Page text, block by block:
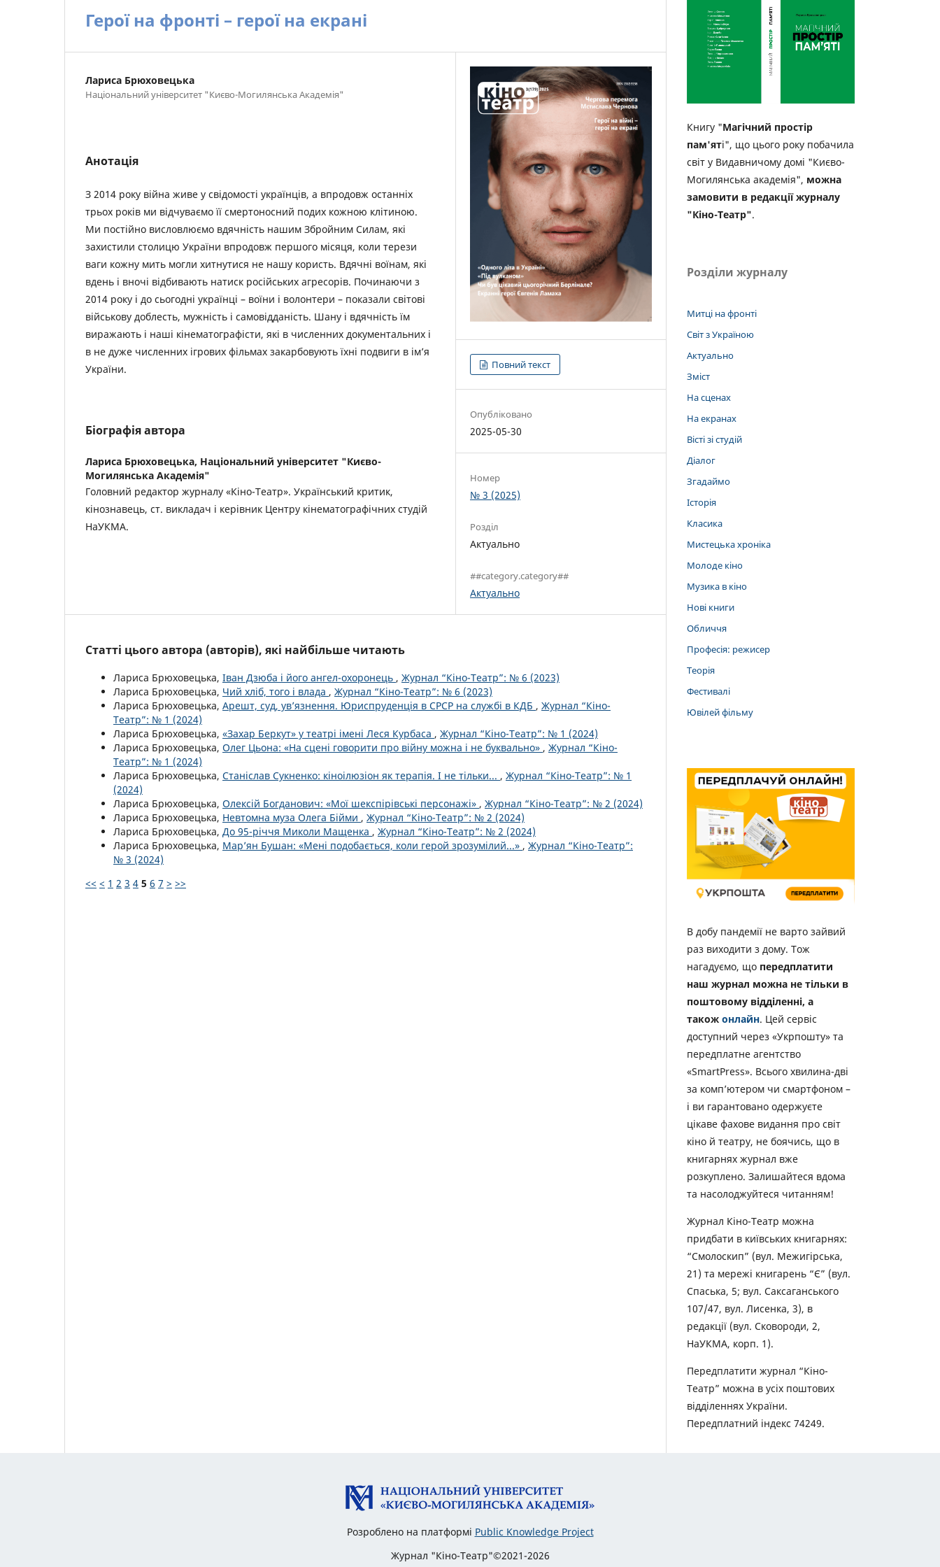
Герої на фронті – герої на екрані
Лариса Брюховецька
Національний університет "Києво-Могилянська Академія"
Анотація
З 2014 року війна живе у свідомості українців, а впродовж останніх
трьох років ми відчуваємо її смертоносний подих кожною клітиною.
Ми постійно висловлюємо вдячність нашим Збройним Силам, які
захистили столицю України впродовж першого місяця, коли терези
ваги кожну мить могли хитнутися не нашу користь. Вдячні воїнам, які
вдень і вночі відбивають натиск російських агресорів. Починаючи з
2014 року і до сьогодні українці – воїни і волонтери – показали світові
військову доблесть, мужність і самовідданість. Шану і вдячність їм
виражають і наші кінематографісти, які в численних документальних і
в не дуже численних ігрових фільмах закарбовують їхні подвиги в ім’я
України.
Біографія автора
Лариса Брюховецька, Національний університет "Києво-
Могилянська Академія"
Головний редактор журналу «Кіно-Театр». Український критик,
кінознавець, ст. викладач і керівник Центру кінематографічних студій
НаУКМА.
Повний текст
Опубліковано
2025-05-30
Номер
№ 3 (2025)
Розділ
Актуально
##category.category##
Актуально
Статті цього автора (авторів), які найбільше читають
Лариса Брюховецька, Іван Дзюба і його ангел-охоронець , Журнал “Кіно-Театр”: № 6 (2023)
Лариса Брюховецька, Чий хліб, того і влада , Журнал “Кіно-Театр”: № 6 (2023)
Лариса Брюховецька, Арешт, суд, ув’язнення. Юриспруденція в СРСР на службі в КДБ , Журнал “Кіно-
Театр”: № 1 (2024)
Лариса Брюховецька, «Захар Беркут» у театрі імені Леся Курбаса , Журнал “Кіно-Театр”: № 1 (2024)
Лариса Брюховецька, Олег Цьона: «На сцені говорити про війну можна і не буквально» , Журнал “Кіно-
Театр”: № 1 (2024)
Лариса Брюховецька, Станіслав Сукненко: кіноілюзіон як терапія. І не тільки... , Журнал “Кіно-Театр”: № 1
(2024)
Лариса Брюховецька, Олексій Богданович: «Мої шекспірівські персонажі» , Журнал “Кіно-Театр”: № 2 (2024)
Лариса Брюховецька, Невтомна муза Олега Бійми , Журнал “Кіно-Театр”: № 2 (2024)
Лариса Брюховецька, До 95-річчя Миколи Мащенка , Журнал “Кіно-Театр”: № 2 (2024)
Лариса Брюховецька, Мар’ян Бушан: «Мені подобається, коли герой зрозумілий...» , Журнал “Кіно-Театр”:
№ 3 (2024)
<< < 1 2 3 4 5 6 7 > >>
Книгу "Магічний простір
пам'яті", що цього року побачила
світ у Видавничому домі "Києво-
Могилянська академія", можна
замовити в редакції журналу
"Кіно-Театр".
Розділи журналу
Митці на фронті
Світ з Україною
Актуально
Зміст
На сценах
На екранах
Вісті зі студій
Діалог
Згадаймо
Історія
Класика
Мистецька хроніка
Молоде кіно
Музика в кіно
Нові книги
Обличчя
Професія: режисер
Теорія
Фестивалі
Ювілей фільму
В добу пандемії не варто зайвий
раз виходити з дому. Тож
нагадуємо, що передплатити
наш журнал можна не тільки в
поштовому відділенні, а
також онлайн. Цей сервіс
доступний через «Укрпошту» та
передплатне агентство
«SmartPress». Всього хвилина-дві
за комп’ютером чи смартфоном –
і ви гарантовано одержуєте
цікаве фахове видання про світ
кіно й театру, не боячись, що в
книгарнях журнал вже
розкуплено. Залишайтеся вдома
та насолоджуйтеся читанням!
Журнал Кіно-Театр можна
придбати в київських книгарнях:
“Смолоскип” (вул. Межигірська,
21) та мережі книгарень “Є” (вул.
Спаська, 5; вул. Саксаганського
107/47, вул. Лисенка, 3), в
редакції (вул. Сковороди, 2,
НаУКМА, корп. 1).
Передплатити журнал “Кіно-
Театр” можна в усіх поштових
відділеннях України.
Передплатний індекс 74249.
Розроблено на платформі Public Knowledge Project
Журнал "Кіно-Театр"©2021-2026